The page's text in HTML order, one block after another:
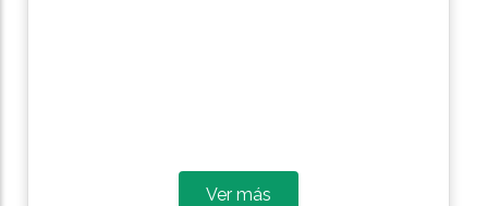
Ver más